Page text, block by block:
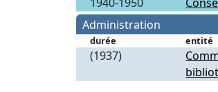
Administration
durée entité
(1937)